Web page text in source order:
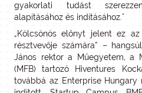
gyakorlati tudást
alapításához és indításához."
„Kölcsönös előnyt jelent ez
résztvevője számára” –
János rektor a Műegyetem, a
(MFB) tartozó Hiventures
továbbá az Enterprise Hungary